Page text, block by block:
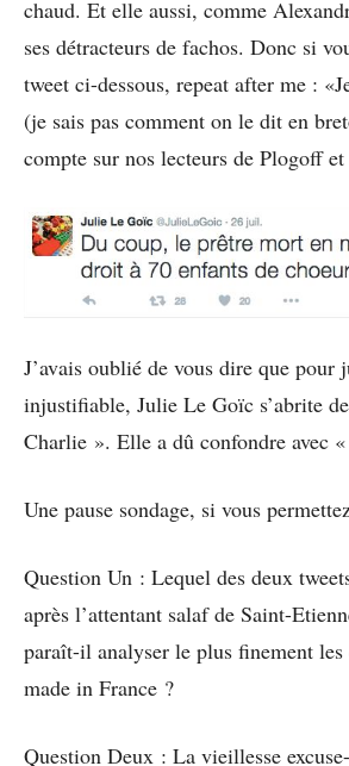
chaud. Et elle aussi, comme
ses détracteurs de fachos. Donc si
tweet ci-dessous, repeat after me :
(je sais pas comment on le dit en
compte sur nos lecteurs de Plogoff
J’avais oublié de vous dire que pour
injustifiable, Julie Le Goïc s’abrite
Charlie ». Elle a dû confondre avec
Une pause sondage, si vous
Question Un : Lequel des deux
après l’attentant salaf de Saint-
paraît-il analyser le plus finement les
made in France ?
Question Deux : La vieillesse